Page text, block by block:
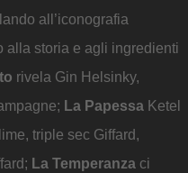
all’iconografia
alla storia e agli ingredienti
rivela Gin Helsinky,
La Papessa Ketel
triple sec Giffard,
La Temperanza ci